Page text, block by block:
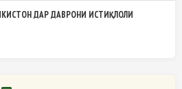
ДАР ДАВРОНИ ИСТИҚЛОЛИ